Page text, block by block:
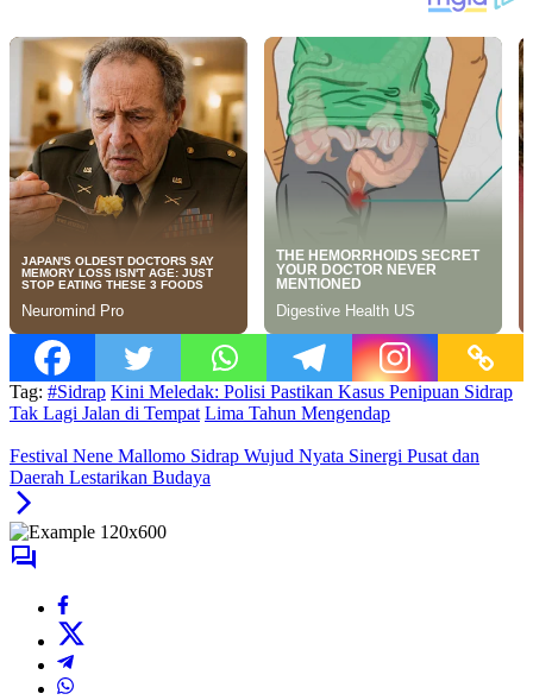
Tag: #Sidrap Kini Meledak: Polisi Pastikan Kasus Penipuan Sidrap
Tak Lagi Jalan di Tempat Lima Tahun Mengendap
Festival Nene Mallomo Sidrap Wujud Nyata Sinergi Pusat dan
Daerah Lestarikan Budaya